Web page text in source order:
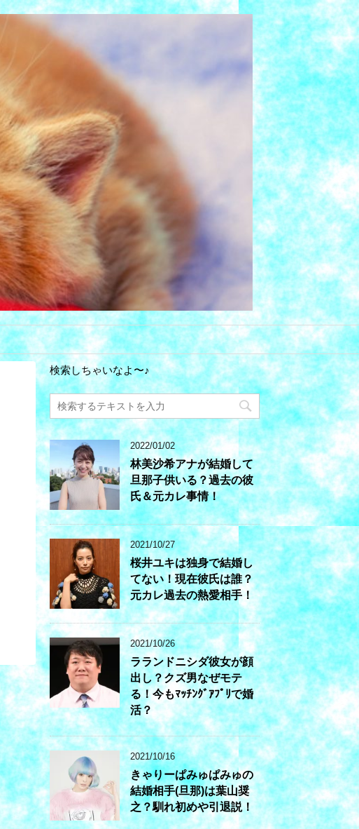
検索しちゃいなよ〜♪
2022/01/02
林美沙希アナが結婚して
旦那子供いる？過去の彼
氏＆元カレ事情！
2021/10/27
桜井ユキは独身で結婚し
てない！現在彼氏は誰？
元カレ過去の熱愛相手！
2021/10/26
ラランドニシダ彼女が顔
出し？クズ男なぜモテ
る！今もﾏｯﾁﾝｸﾞｱﾌﾟﾘで婚
活？
2021/10/16
きゃりーぱみゅぱみゅの
結婚相手(旦那)は葉山奨
之？馴れ初めや引退説！